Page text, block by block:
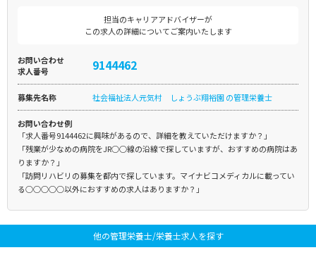
担当のキャリアアドバイザーが
この求人の詳細についてご案内いたします
お問い合わせ
求人番号
9144462
募集先名称 社会福祉法人元気村 しょうぶ翔裕園 の管理栄養士
お問い合わせ例
「求人番号9144462に興味があるので、詳細を教えていただけますか？」
「残業が少なめの病院をJR○○線の沿線で探していますが、おすすめの病院はあ
りますか？」
「訪問リハビリの募集を都内で探しています。マイナビコメディカルに載ってい
る○○○○○以外におすすめの求人はありますか？」
他の管理栄養士/栄養士求人を探す